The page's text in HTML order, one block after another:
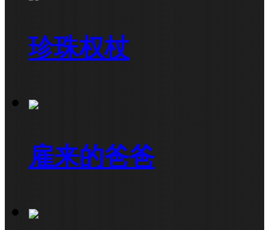
珍珠权杖
雇来的爸爸